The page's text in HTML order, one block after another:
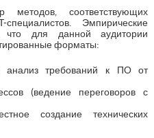
соответствующих
Эмпирические
что для данной аудитории
форматы:
анализ требований к ПО от
(ведение переговоров с
создание технических